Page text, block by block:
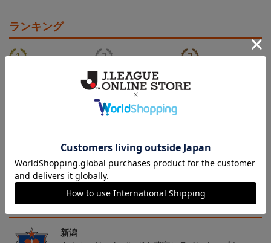
ランキング
26傘型サンシェード
4,400円
30周年記念アルビくんぬ
いぐるみ
3,520円
アルビレックス新潟 法人
設立30周年記念 アイシ
トピックス
新潟